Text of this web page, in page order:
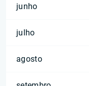
junho
julho
agosto